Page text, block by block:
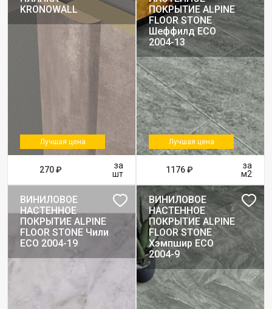
KRONOWALL
Лучшая цена
270 ₽
за
шт
ПОКРЫТИЕ ALPINE
FLOOR STONE
Шеффилд ЕСО
2004-13
Лучшая цена
1176 ₽
за
м2
ВИНИЛОВОЕ
НАСТЕННОЕ
ПОКРЫТИЕ ALPINE
FLOOR STONE Чили
ЕСО 2004-19
ВИНИЛОВОЕ
НАСТЕННОЕ
ПОКРЫТИЕ ALPINE
FLOOR STONE
Хэмпшир ЕСО
2004-9